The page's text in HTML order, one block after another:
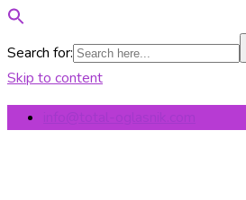
Search for:
Skip to content